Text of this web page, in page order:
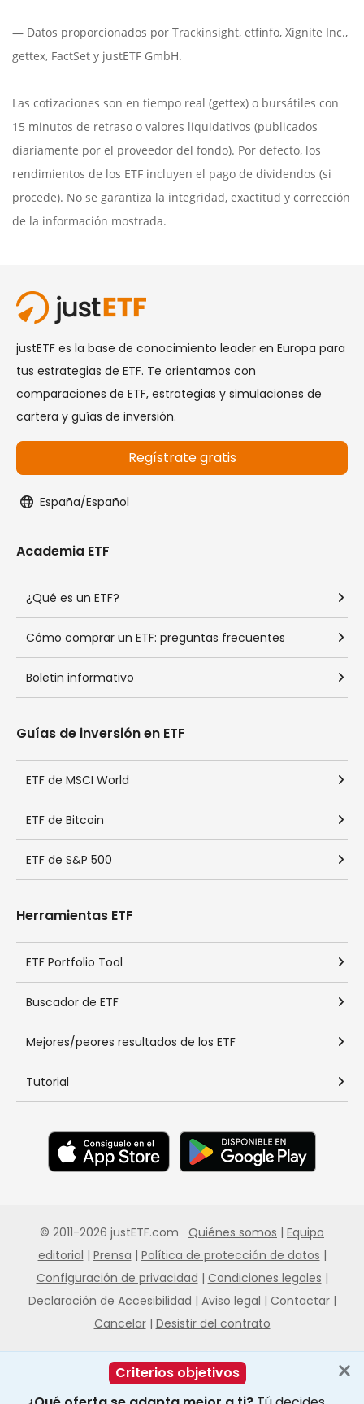
— Datos proporcionados por Trackinsight, etfinfo, Xignite Inc.,
gettex, FactSet y justETF GmbH.
Las cotizaciones son en tiempo real (gettex) o bursátiles con
15 minutos de retraso o valores liquidativos (publicados
diariamente por el proveedor del fondo). Por defecto, los
rendimientos de los ETF incluyen el pago de dividendos (si
procede). No se garantiza la integridad, exactitud y corrección
de la información mostrada.